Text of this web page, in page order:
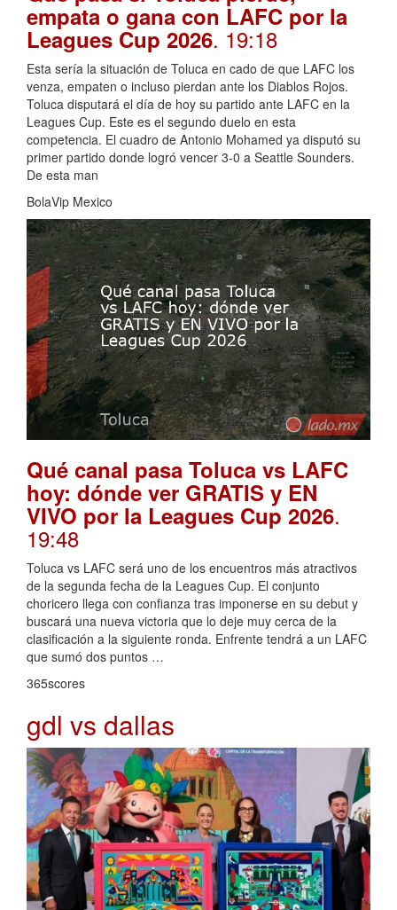
empata o gana con LAFC por la
Leagues Cup 2026. 19:18
Esta sería la situación de Toluca en cado de que LAFC los
venza, empaten o incluso pierdan ante los Diablos Rojos.
Toluca disputará el día de hoy su partido ante LAFC en la
Leagues Cup. Este es el segundo duelo en esta
competencia. El cuadro de Antonio Mohamed ya disputó su
primer partido donde logró vencer 3-0 a Seattle Sounders.
De esta man
BolaVip Mexico
Qué canal pasa Toluca vs LAFC
hoy: dónde ver GRATIS y EN
VIVO por la Leagues Cup 2026.
19:48
Toluca vs LAFC será uno de los encuentros más atractivos
de la segunda fecha de la Leagues Cup. El conjunto
choricero llega con confianza tras imponerse en su debut y
buscará una nueva victoria que lo deje muy cerca de la
clasificación a la siguiente ronda. Enfrente tendrá a un LAFC
que sumó dos puntos …
365scores
gdl vs dallas